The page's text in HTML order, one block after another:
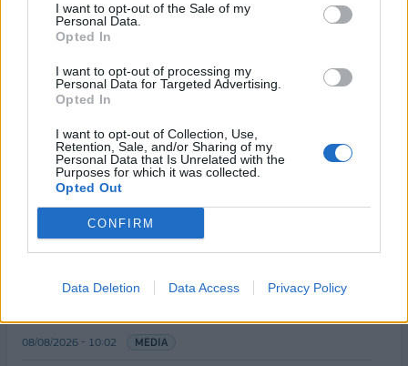
I want to opt-out of the Sale of my
Personal Data.
Opted In
I want to opt-out of processing my
Personal Data for Targeted Advertising.
Opted In
I want to opt-out of Collection, Use,
Retention, Sale, and/or Sharing of my
Personal Data that Is Unrelated with the
Purposes for which it was collected.
Opted Out
CONFIRM
Data Deletion Data Access Privacy Policy
Όμιλος ΔΕΗ: Νέα συμφωνία για χαρτοφυλάκιο
έργων ΑΠΕ άνω των 2 GW σε Πολωνία και
08/08/2026 - 10:26 ΕΝΕΡΓΕΙΑ
ΣΚΑΪ: Ολοκληρώθηκε η θητεία του Γρηγόρη
Δημητριάδη - Ο Γιάννης Αλαφούζος επιστρέφει στη
08/08/2026 - 10:02 MEDIA